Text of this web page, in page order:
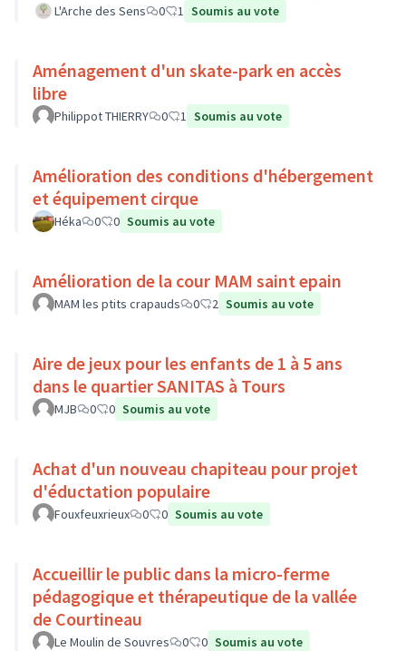
L'Arche des Sens 0 1 Soumis au vote
Aménagement d'un skate-park en accès
libre
Philippot THIERRY 0 1 Soumis au vote
Amélioration des conditions d'hébergement
et équipement cirque
Héka 0 0 Soumis au vote
Amélioration de la cour MAM saint epain
MAM les ptits crapauds 0 2 Soumis au vote
Aire de jeux pour les enfants de 1 à 5 ans
dans le quartier SANITAS à Tours
MJB 0 0 Soumis au vote
Achat d'un nouveau chapiteau pour projet
d'éductation populaire
Fouxfeuxrieux 0 0 Soumis au vote
Accueillir le public dans la micro-ferme
pédagogique et thérapeutique de la vallée
de Courtineau
Le Moulin de Souvres 0 0 Soumis au vote